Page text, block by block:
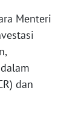
Menteri
dan